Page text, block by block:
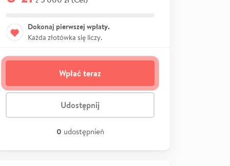
Dokonaj pierwszej wpłaty.
Każda złotówka się liczy.
Wpłać teraz
Udostępnij
0 udostępnień